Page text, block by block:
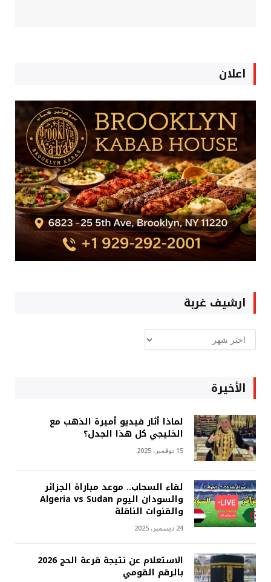
اعلان
ارشيف غربة
ارشيف
غربة
الأخيرة
لماذا أثار فيديو أميرة الذهب مع
الخليجي كل هذا الجدل؟
15 نوفمبر، 2025
لقاء السحاب.. موعد مباراة الجزائر
والسودان اليوم Algeria vs Sudan
والقنوات الناقلة
24 ديسمبر، 2025
الاستعلام عن نتيجة قرعة الحج 2026
بالرقم القومي